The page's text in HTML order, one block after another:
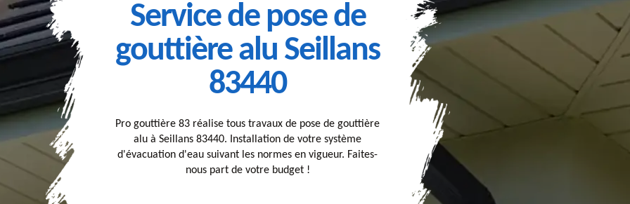
Service de pose de
gouttière alu Seillans
83440
Pro gouttière 83 réalise tous travaux de pose de gouttière
alu à Seillans 83440. Installation de votre système
d'évacuation d'eau suivant les normes en vigueur. Faites-
nous part de votre budget !